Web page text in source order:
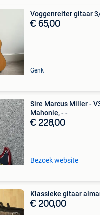
Voggenreiter gitaar
€ 65,00
Genk
Sire Marcus Miller -
Mahonie, - -
€ 228,00
Bezoek website
Klassieke gitaar
€ 200,00